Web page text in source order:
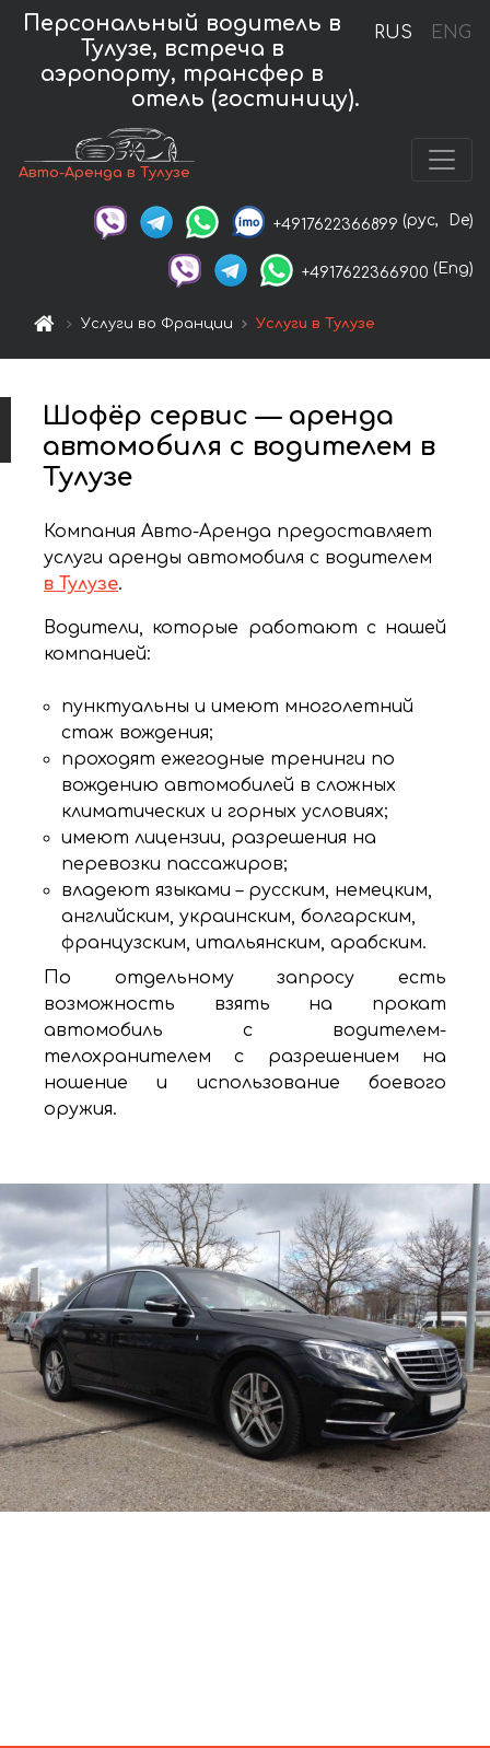
RUS ENG
Персональный водитель в
Тулузе, встреча в
аэропорту, трансфер в
отель (гостиницу).
Авто-Аренда в Тулузе
+4917622366899 (рус, De)
+4917622366900 (Eng)
Услуги во Франции Услуги в Тулузе
Шофёр сервис — аренда
автомобиля с водителем в
Тулузе
Компания Авто-Аренда предоставляет
услуги аренды автомобиля с водителем
в Тулузе.
Водители, которые работают с нашей
компанией:
пунктуальны и имеют многолетний
стаж вождения;
проходят ежегодные тренинги по
вождению автомобилей в сложных
климатических и горных условиях;
имеют лицензии, разрешения на
перевозки пассажиров;
владеют языками – русским, немецким,
английским, украинским, болгарским,
французским, итальянским, арабским.
По отдельному запросу есть
возможность взять на прокат
автомобиль с водителем-
телохранителем с разрешением на
ношение и использование боевого
оружия.